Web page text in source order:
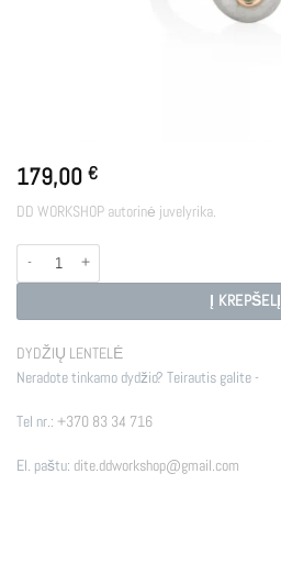
179,00 €
DD WORKSHOP autorinė juvelyrika.
produkto kiekis: CORE
Į KREPŠELĮ
DYDŽIŲ LENTELĖ
Neradote tinkamo dydžio? Teirautis galite -
Tel nr.: +370 83 34 716
El. paštu: dite.ddworkshop@gmail.com